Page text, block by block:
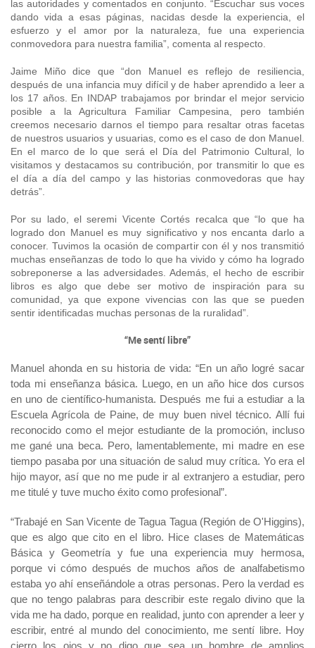
las autoridades y comentados en conjunto. “Escuchar sus voces
dando vida a esas páginas, nacidas desde la experiencia, el
esfuerzo y el amor por la naturaleza, fue una experiencia
conmovedora para nuestra familia”, comenta al respecto.
Jaime Miño dice que “don Manuel es reflejo de resiliencia,
después de una infancia muy difícil y de haber aprendido a leer a
los 17 años. En INDAP trabajamos por brindar el mejor servicio
posible a la Agricultura Familiar Campesina, pero también
creemos necesario darnos el tiempo para resaltar otras facetas
de nuestros usuarios y usuarias, como es el caso de don Manuel.
En el marco de lo que será el Día del Patrimonio Cultural, lo
visitamos y destacamos su contribución, por transmitir lo que es
el día a día del campo y las historias conmovedoras que hay
detrás”.
Por su lado, el seremi Vicente Cortés recalca que “lo que ha
logrado don Manuel es muy significativo y nos encanta darlo a
conocer. Tuvimos la ocasión de compartir con él y nos transmitió
muchas enseñanzas de todo lo que ha vivido y cómo ha logrado
sobreponerse a las adversidades. Además, el hecho de escribir
libros es algo que debe ser motivo de inspiración para su
comunidad, ya que expone vivencias con las que se pueden
sentir identificadas muchas personas de la ruralidad”.
“Me sentí libre”
Manuel ahonda en su historia de vida: “En un año logré sacar
toda mi enseñanza básica. Luego, en un año hice dos cursos
en uno de científico-humanista. Después me fui a estudiar a la
Escuela Agrícola de Paine, de muy buen nivel técnico. Allí fui
reconocido como el mejor estudiante de la promoción, incluso
me gané una beca. Pero, lamentablemente, mi madre en ese
tiempo pasaba por una situación de salud muy crítica. Yo era el
hijo mayor, así que no me pude ir al extranjero a estudiar, pero
me titulé y tuve mucho éxito como profesional”.
“Trabajé en San Vicente de Tagua Tagua (Región de O'Higgins),
que es algo que cito en el libro. Hice clases de Matemáticas
Básica y Geometría y fue una experiencia muy hermosa,
porque vi cómo después de muchos años de analfabetismo
estaba yo ahí enseñándole a otras personas. Pero la verdad es
que no tengo palabras para describir este regalo divino que la
vida me ha dado, porque en realidad, junto con aprender a leer y
escribir, entré al mundo del conocimiento, me sentí libre. Hoy